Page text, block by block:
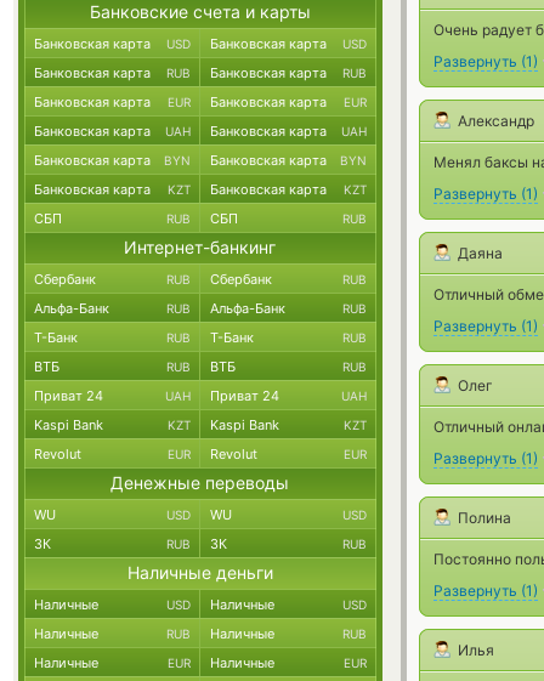
Очень радует
Развернуть (1)
Александр
Менял баксы
Развернуть (1)
Даяна
Отличный
Развернуть (1)
Олег
Отличный
Развернуть (1)
Полина
Постоянно
Развернуть (1)
Илья
Банковские счета и карты
Банковская карта USD Банковская карта USD
Банковская карта RUB Банковская карта RUB
Банковская карта EUR Банковская карта EUR
Банковская карта UAH Банковская карта UAH
Банковская карта BYN Банковская карта BYN
Банковская карта KZT Банковская карта KZT
СБП RUB СБП RUB
Интернет-банкинг
Сбербанк RUB Сбербанк RUB
Альфа-Банк RUB Альфа-Банк RUB
Т-Банк RUB Т-Банк RUB
ВТБ RUB ВТБ RUB
Приват 24 UAH Приват 24 UAH
Kaspi Bank KZT Kaspi Bank KZT
Revolut EUR Revolut EUR
Денежные переводы
WU USD WU USD
ЗК RUB ЗК RUB
Наличные деньги
Наличные USD Наличные USD
Наличные RUB Наличные RUB
Наличные EUR Наличные EUR